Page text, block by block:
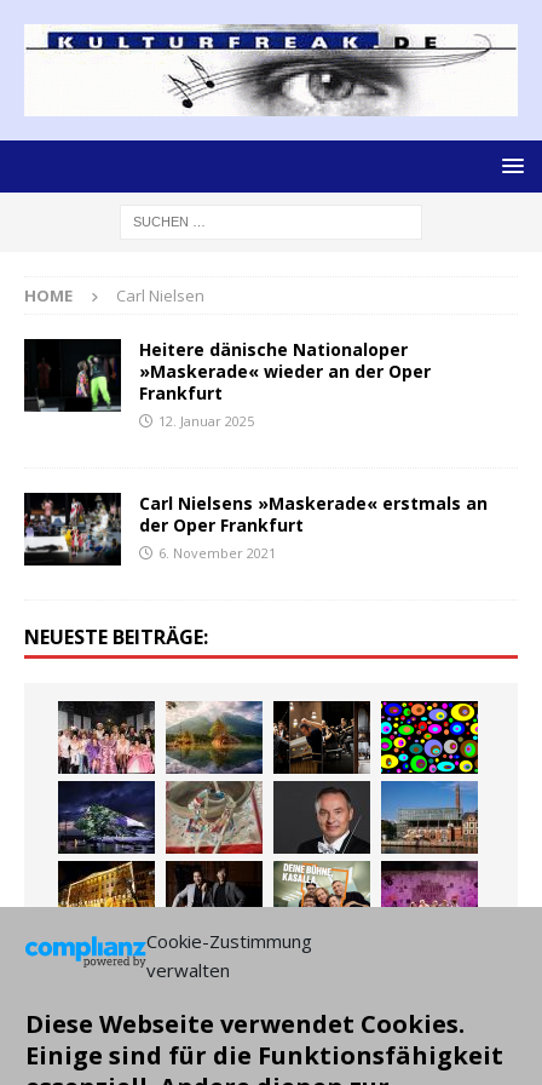
Cookie-Zustimmung
verwalten
Diese Webseite verwendet Cookies.
Einige sind für die Funktionsfähigkeit
HOME Carl Nielsen
Heitere dänische Nationaloper
»Maskerade« wieder an der Oper
Frankfurt
12. Januar 2025
Carl Nielsens »Maskerade« erstmals an
der Oper Frankfurt
6. November 2021
NEUESTE BEITRÄGE: